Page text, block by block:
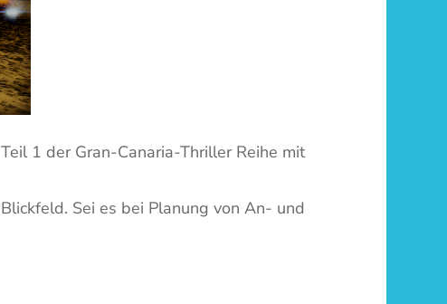
1 der Gran-Canaria-Thriller Reihe mit
Sei es bei Planung von An- und